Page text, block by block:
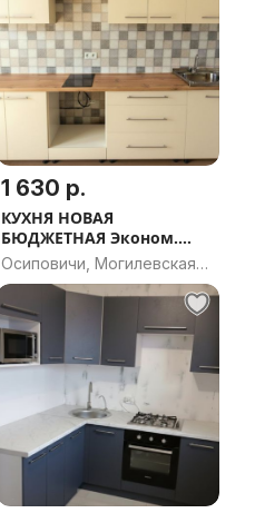
1 630 р.
КУХНЯ НОВАЯ
БЮДЖЕТНАЯ Эконом.
РАССРОЧКА, ДОСТАВКА,
ПРОЕКТ В ПОДАРОК
Осиповичи, Могилевская
область